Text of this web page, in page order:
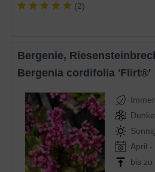
(2)
Bergenie,
Bergenia cordifolia 'Flirt®'
April -
bis zu